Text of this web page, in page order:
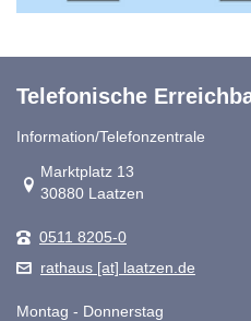
Telefonische
Information/Telefonzentrale
Link zur Google-Maps Navigation
Marktplatz 13
30880 Laatzen
0511 8205-0
rathaus [at] laatzen.de
Montag - Donnerstag